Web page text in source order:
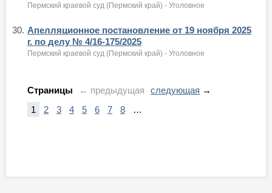
Пермский краевой суд (Пермский край) - Уголовное
30. Апелляционное постановление от 19 ноября 2025
г. по делу № 4/16-175/2025
Пермский краевой суд (Пермский край) - Уголовное
Страницы ← предыдущая следующая →
1
2 3 4 5 6 7 8 …